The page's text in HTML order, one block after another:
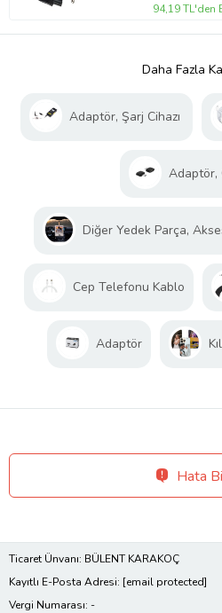
94,19 TL'den
Daha Fazla
Adaptör, Şarj Cihazı
Adaptör,
Diğer Yedek Parça,
Cep Telefonu Kablo
Adaptör
Hata
Ticaret Ünvanı: BÜLENT KARAKOÇ
Kayıtlı E-Posta Adresi: [email protected]
Vergi Numarası: -